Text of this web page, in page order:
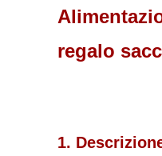
regalo
1.